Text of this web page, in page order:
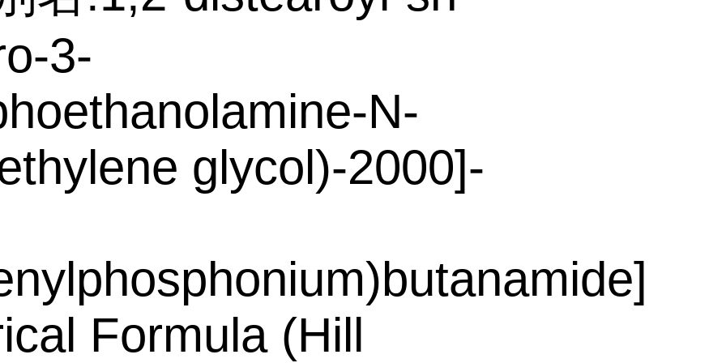
3-
N-
glycol)-2000]-
Formula (Hill